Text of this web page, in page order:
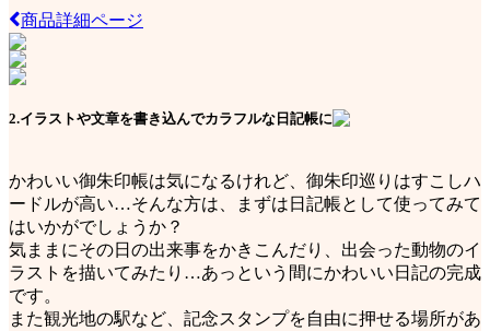
商品詳細ページ
2.イラストや文章を書き込んでカラフルな日記帳に
かわいい御朱印帳は気になるけれど、御朱印巡りはすこしハ
ードルが高い…そんな方は、まずは日記帳として使ってみて
はいかがでしょうか？
気ままにその日の出来事をかきこんだり、出会った動物のイ
ラストを描いてみたり…あっという間にかわいい日記の完成
です。
また観光地の駅など、記念スタンプを自由に押せる場所があ